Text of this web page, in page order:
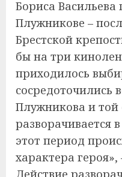
Бориса Васильева
Плужникове –
Брестской
бы на три
приходилось
сосредоточились
Плужникова и той
разворачивается
этот период
характера героя»,